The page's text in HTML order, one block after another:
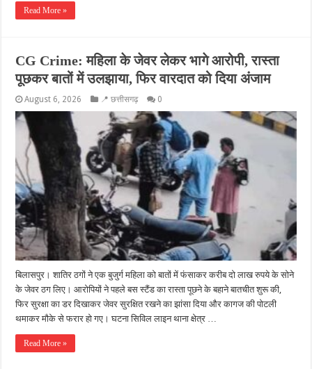
Read More »
CG Crime: महिला के जेवर लेकर भागे आरोपी, रास्ता
पूछकर बातों में उलझाया, फिर वारदात को दिया अंजाम
August 6, 2026 📍 छत्तीसगढ़ 0
बिलासपुर। शातिर ठगों ने एक बुजुर्ग महिला को बातों में फंसाकर करीब दो लाख रुपये के सोने
के जेवर ठग लिए। आरोपियों ने पहले बस स्टैंड का रास्ता पूछने के बहाने बातचीत शुरू की,
फिर सुरक्षा का डर दिखाकर जेवर सुरक्षित रखने का झांसा दिया और कागज की पोटली
थमाकर मौके से फरार हो गए। घटना सिविल लाइन थाना क्षेत्र …
Read More »